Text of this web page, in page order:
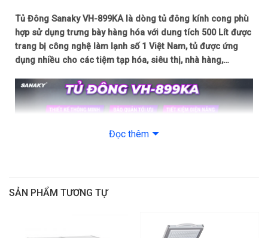
Chất liệu cánh tủ:
Kính cường lực
Dung tích
Dung tích sử dụng:
500 lít
Công nghệ làm lạnh & Bảo quản
Tiện ích & Tính năng
chỉnh nhiệt độ bên ngoài tủ, Màn hình hiển thị nhiệt độ
Tủ Đông Sanaky VH-899KA là dòng tủ đông kính cong phù
hợp sử dụng trưng bày hàng hóa với dung tích 500 Lít được
trang bị công nghệ làm lạnh số 1 Việt Nam, tủ được ứng
dụng nhiều cho các tiệm tạp hóa, siêu thị, nhà hàng,…
Mặt kính cong giúp trưng bày tối ưu
Đọc thêm
SẢN PHẨM TƯƠNG TỰ